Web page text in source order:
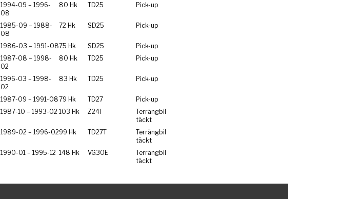
1994-09 – 1996-
08
80 Hk TD25 Pick-up
1985-09 – 1988-
08
72 Hk SD25 Pick-up
1986-03 – 1991-0875 Hk SD25
Pick-up
1987-08 – 1998-
02
80 Hk TD25 Pick-up
1996-03 – 1998-
02
83 Hk TD25 Pick-up
1987-09 – 1991-0879 Hk TD27
Pick-up
1987-10 – 1993-02 103 Hk Z24I
Terrängbil
täckt
1989-02 – 1996-0299 Hk TD27T
Terrängbil
täckt
1990-01 – 1995-12 148 Hk VG30E
Terrängbil
täckt